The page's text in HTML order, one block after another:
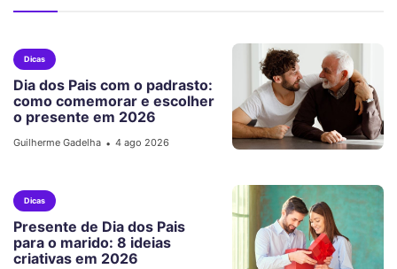
Dicas
Dia dos Pais com o padrasto:
como comemorar e escolher
o presente em 2026
Guilherme Gadelha • 4 ago 2026
Dicas
Presente de Dia dos Pais
para o marido: 8 ideias
criativas em 2026